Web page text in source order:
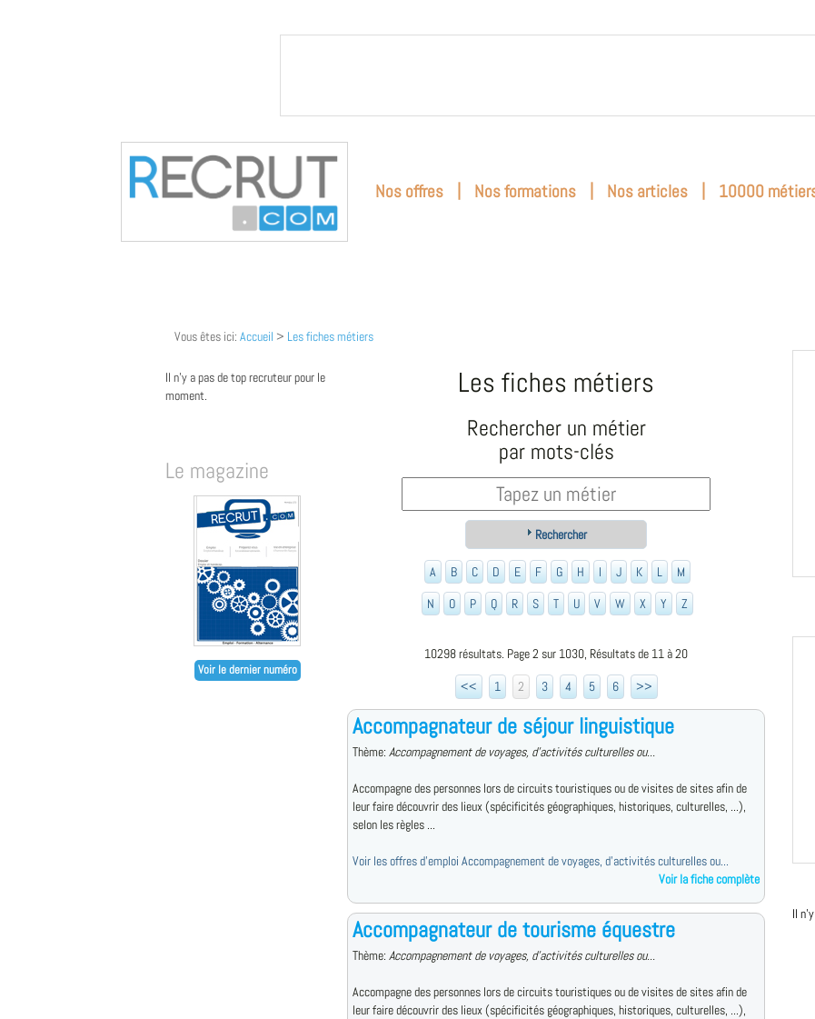
Nos offres | Nos formations | Nos articles | 10000
Vous êtes ici: Accueil > Les fiches métiers
Il n'y a pas de top recruteur pour le
moment.
Le magazine
Voir le dernier numéro
Les fiches métiers
Rechercher un métier
par mots-clés
Rechercher
A B C D E F G H I J K L
M
N
O P Q R S T U V W X Y Z
10298 résultats. Page 2 sur 1030, Résultats de 11 à 20
<<
1 2 3 4 5 6 >>
Accompagnateur de séjour linguistique
Thème: Accompagnement de voyages, d'activités culturelles ou...
Accompagne des personnes lors de circuits touristiques ou de visites de sites afin de
leur faire découvrir des lieux (spécificités géographiques, historiques, culturelles, ...),
selon les règles ...
Voir les offres d'emploi Accompagnement de voyages, d'activités culturelles ou...
Voir la fiche complète
Accompagnateur de tourisme équestre
Thème: Accompagnement de voyages, d'activités culturelles ou...
Accompagne des personnes lors de circuits touristiques ou de visites de sites afin de
leur faire découvrir des lieux (spécificités géographiques, historiques, culturelles, ...),
Il